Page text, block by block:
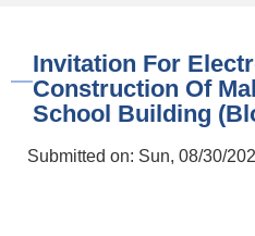
Invitation For
Construction Of
School Building
Submitted on: Sun, 08/30/